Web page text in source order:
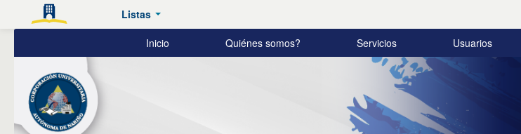
Zambrano
Bucheli
AUNAR
Listas
Inicio Quiénes somos? Servicios Usuarios